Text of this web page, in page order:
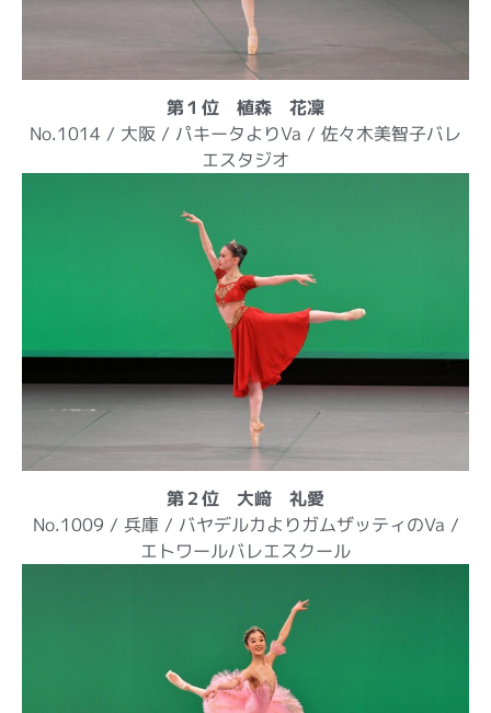
第１位 植森 花凜
No.1014 / 大阪 / パキータよりVa / 佐々木美智子バレ
エスタジオ
第２位 大﨑 礼愛
No.1009 / 兵庫 / バヤデルカよりガムザッティのVa /
エトワールバレエスクール